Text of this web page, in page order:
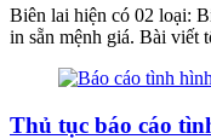
Biên lai hiện có 02 loại:
in sẵn mệnh giá. Bài viết
Thủ tục báo cáo